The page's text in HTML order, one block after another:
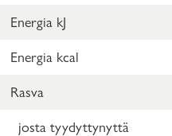
Energia kJ
Energia kcal
Rasva
josta tyydyttynyttä